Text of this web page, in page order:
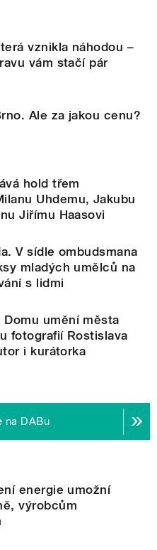
vznikla náhodou –
vám stačí pár
Ale za jakou cenu?
hold třem
Uhdemu, Jakubu
Jiřímu Haasovi
V sídle ombudsmana
mladých umělců na
s lidmi
umění města
fotografií Rostislava
i kurátorka
na DABu
energie umožní
výrobcům